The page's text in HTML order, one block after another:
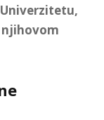
njihovom